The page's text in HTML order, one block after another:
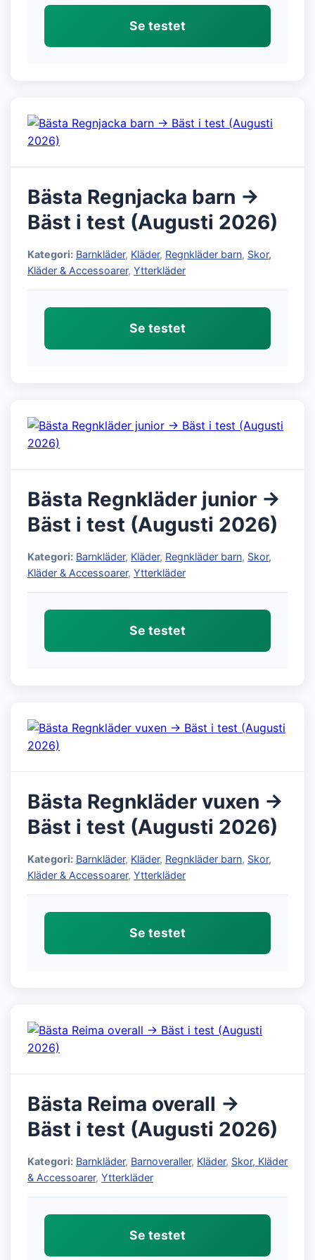
Se testet
Bästa Regnjacka barn →
Bäst i test (Augusti 2026)
Kategori: Barnkläder, Kläder, Regnkläder barn, Skor,
Kläder & Accessoarer, Ytterkläder
Se testet
Bästa Regnkläder junior →
Bäst i test (Augusti 2026)
Kategori: Barnkläder, Kläder, Regnkläder barn, Skor,
Kläder & Accessoarer, Ytterkläder
Se testet
Bästa Regnkläder vuxen →
Bäst i test (Augusti 2026)
Kategori: Barnkläder, Kläder, Regnkläder barn, Skor,
Kläder & Accessoarer, Ytterkläder
Se testet
Bästa Reima overall →
Bäst i test (Augusti 2026)
Kategori: Barnkläder, Barnoveraller, Kläder, Skor, Kläder
& Accessoarer, Ytterkläder
Se testet